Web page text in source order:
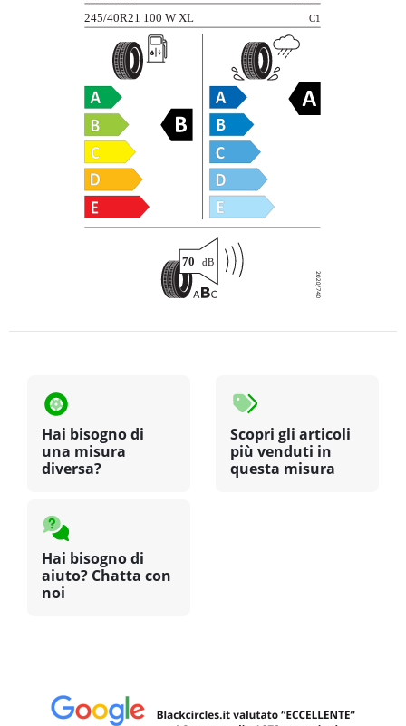
Hai bisogno di
una misura
diversa?
Scopri gli articoli
più venduti in
questa misura
Hai bisogno di
aiuto? Chatta con
noi